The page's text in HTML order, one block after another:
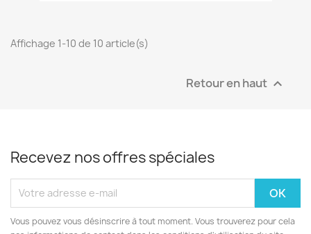
Affichage 1-10 de 10 article(s)
Retour en haut 
Recevez nos offres spéciales
Vous pouvez vous désinscrire à tout moment. Vous trouverez pour cela